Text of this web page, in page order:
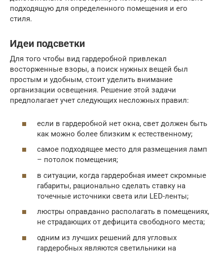
подходящую для определенного помещения и его
стиля.
Идеи подсветки
Для того чтобы вид гардеробной привлекал
восторженные взоры, а поиск нужных вещей был
простым и удобным, стоит уделить внимание
организации освещения. Решение этой задачи
предполагает учет следующих несложных правил:
если в гардеробной нет окна, свет должен быть
как можно более близким к естественному;
самое подходящее место для размещения ламп
– потолок помещения;
в ситуации, когда гардеробная имеет скромные
габариты, рационально сделать ставку на
точечные источники света или LED-ленты;
люстры оправданно располагать в помещениях,
не страдающих от дефицита свободного места;
одним из лучших решений для угловых
гардеробных являются светильники на